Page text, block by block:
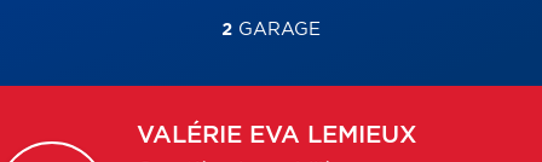
2 GARAGE
VALÉRIE EVA LEMIEUX